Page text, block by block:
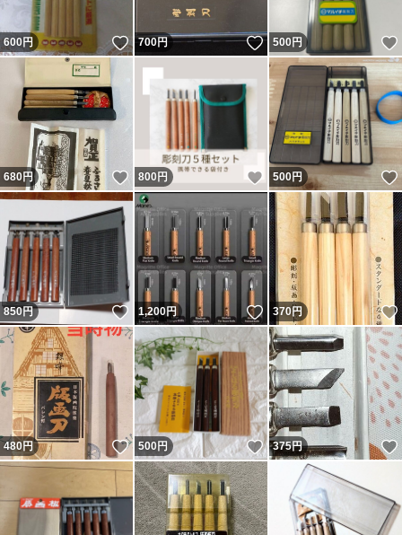
600円 いいね！
700円 いいね！
500円
680円 いいね！
800 円 いいね！
500円
850円 いいね！
1,200円 いいね！
370円
480円 いいね！
500円 いいね！
375円